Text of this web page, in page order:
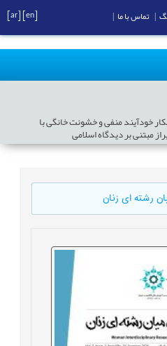
خودآیند منفی و خشونت خانگی با
مبتنی بر دیدگاه اسلامی
رشته ای زنان
تماس با ما [ar]